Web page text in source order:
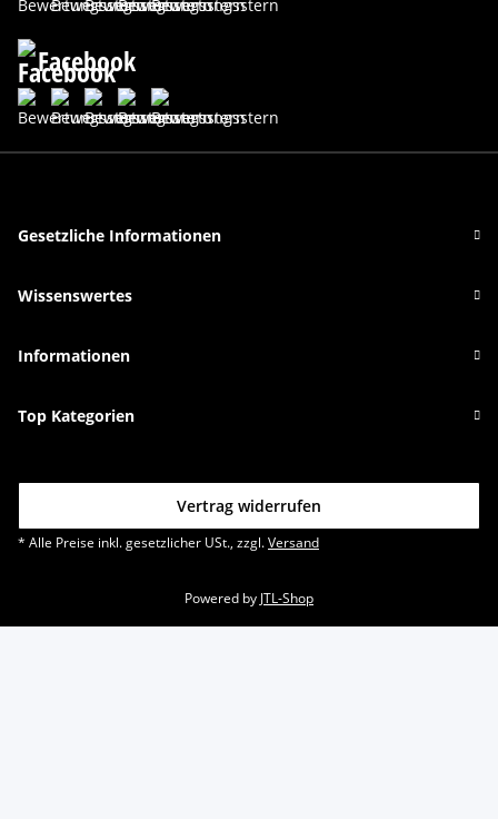
Facebook
Gesetzliche Informationen
Wissenswertes
Informationen
Top Kategorien
Vertrag widerrufen
* Alle Preise inkl. gesetzlicher USt., zzgl.Versand
Powered by JTL-Shop